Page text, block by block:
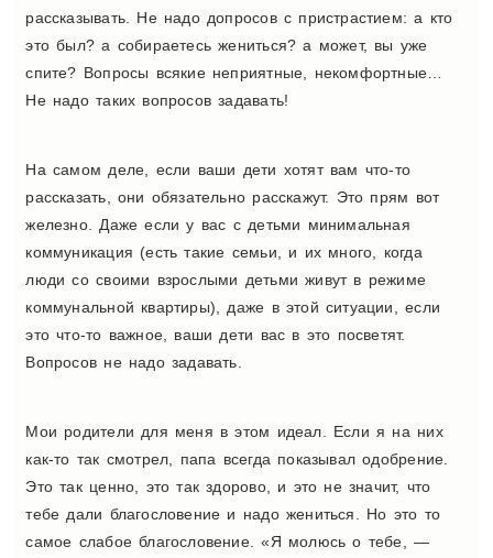
рассказывать. Не надо допросов с пристрастием: а кто
это был? а собираетесь жениться? а может, вы уже
спите? Вопросы всякие неприятные, некомфортные…
Не надо таких вопросов задавать!
На самом деле, если ваши дети хотят вам что-то
рассказать, они обязательно расскажут. Это прям вот
железно. Даже если у вас с детьми минимальная
коммуникация (есть такие семьи, и их много, когда
люди со своими взрослыми детьми живут в режиме
коммунальной квартиры), даже в этой ситуации, если
это что-то важное, ваши дети вас в это посветят.
Вопросов не надо задавать.
Мои родители для меня в этом идеал. Если я на них
как-то так смотрел, папа всегда показывал одобрение.
Это так ценно, это так здорово, и это не значит, что
тебе дали благословение и надо жениться. Но это то
самое слабое благословение. «Я молюсь о тебе, —